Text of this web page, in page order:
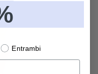
Entrambi